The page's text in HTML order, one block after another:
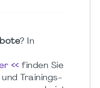
? In
<< finden Sie
Trainings-